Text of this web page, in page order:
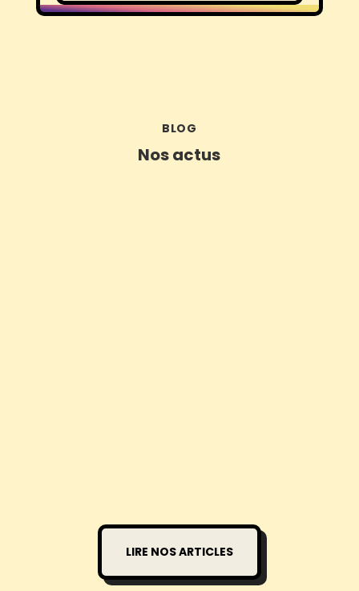
BLOG
Nos actus
LIRE NOS ARTICLES